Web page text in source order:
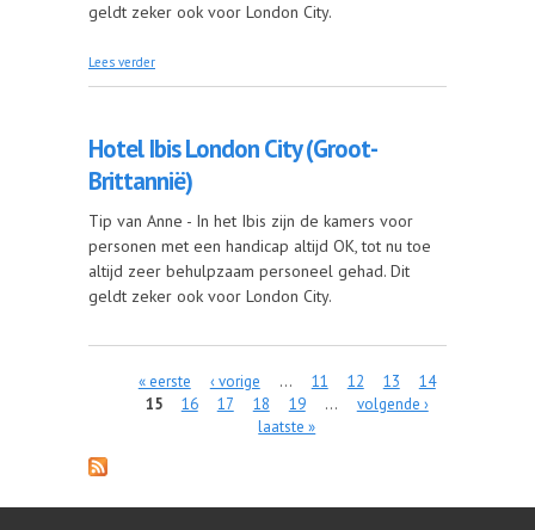
geldt zeker ook voor London City.
Lees verder
Hotel Ibis London City (Groot-
Brittannië)
Tip van Anne - In het Ibis zijn de kamers voor
personen met een handicap altijd OK, tot nu toe
altijd zeer behulpzaam personeel gehad. Dit
geldt zeker ook voor London City.
Pagina's
« eerste ‹ vorige … 11 12 13
14
15
16 17 18 19 …
volgende ›
laatste »